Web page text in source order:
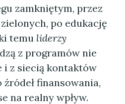
zamkniętym, przez
po edukację
temu liderzy
z programów nie
i z siecią kontaktów
finansowania,
na realny wpływ.